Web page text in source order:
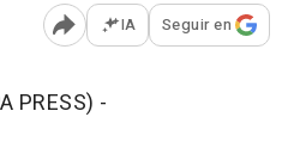
Abrir opciones para
IA Seguir en
PRESS) -